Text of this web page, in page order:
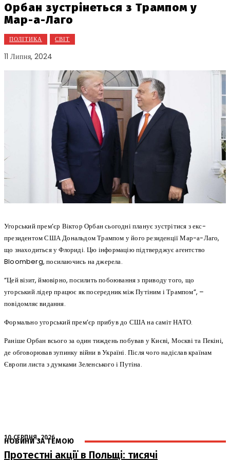
Орбан зустрінеться з Трампом у
Мар-а-Лаго
ПОЛІТИКА СВІТ
11 Липня, 2024
Угорський прем’єр Віктор Орбан сьогодні планує зустрітися з екс-
президентом США Дональдом Трампом у його резиденції Мар-а-Лаго,
що знаходиться у Флориді. Цю інформацію підтверджує агентство
Bloomberg, посилаючись на джерела.
“Цей візит, ймовірно, посилить побоювання з приводу того, що
угорський лідер працює як посередник між Путіним і Трампом”, –
повідомляє видання.
Формально угорський прем’єр прибув до США на саміт НАТО.
Раніше Орбан всього за один тиждень побував у Києві, Москві та Пекіні,
де обговорював зупинку війни в Україні. Після чого надіслав країнам
Європи листа з думками Зеленського і Путіна.
НОВИНИ ЗА ТЕМОЮ
10 СЕРПНЯ, 2026
Протестні акції в Польщі: тисячі